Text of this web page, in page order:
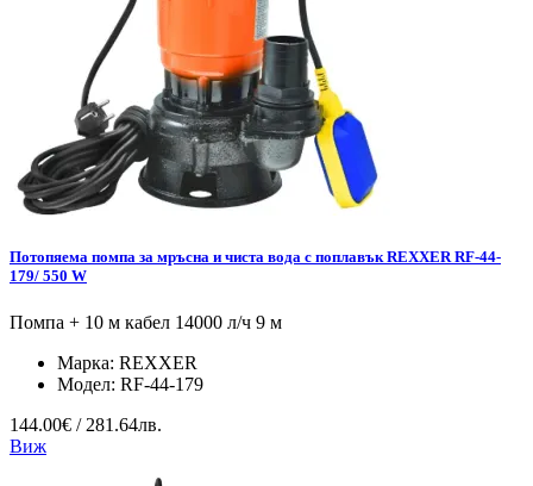
Потопяема помпа за мръсна и чиста вода с поплавък REXXER RF-44-
179/ 550 W
Помпа + 10 м кабел 14000 л/ч 9 м
Марка: REXXER
Модел: RF-44-179
144.00€ / 281.64лв.
Виж